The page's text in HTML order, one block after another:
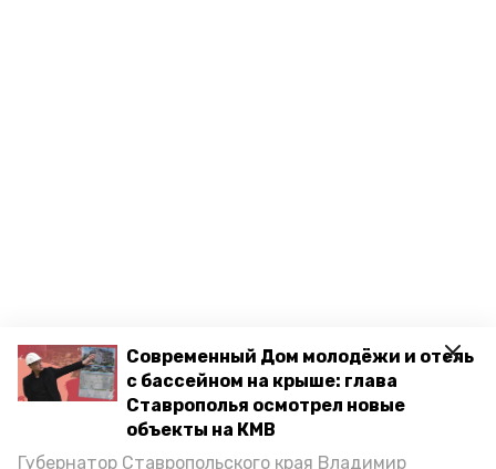
Современный Дом молодёжи и отель
с бассейном на крыше: глава
Ставрополья осмотрел новые
объекты на КМВ
Губернатор Ставропольского края Владимир
Новости